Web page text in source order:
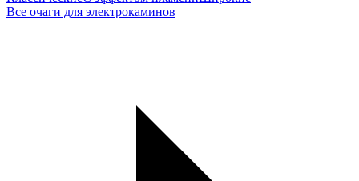
Все очаги для электрокаминов